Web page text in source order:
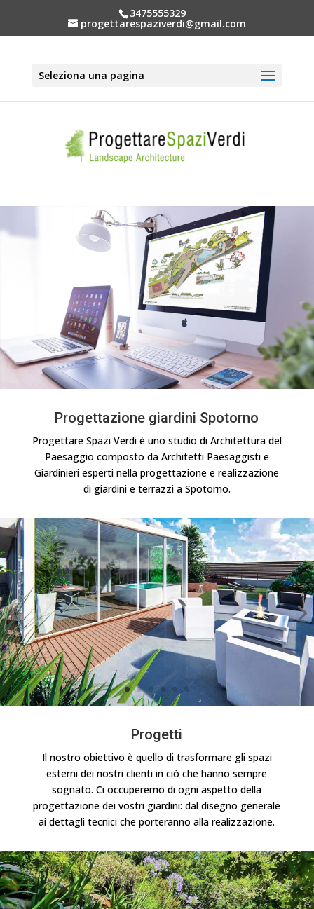
3475555329
progettarespaziverdi@gmail.com
Seleziona una pagina
Progettazione giardini Spotorno
Progettare Spazi Verdi è uno studio di Architettura del
Paesaggio composto da Architetti Paesaggisti e
Giardinieri esperti nella progettazione e realizzazione
di giardini e terrazzi a Spotorno.
Progetti
Il nostro obiettivo è quello di trasformare gli spazi
esterni dei nostri clienti in ciò che hanno sempre
sognato. Ci occuperemo di ogni aspetto della
progettazione dei vostri giardini: dal disegno generale
ai dettagli tecnici che porteranno alla realizzazione.